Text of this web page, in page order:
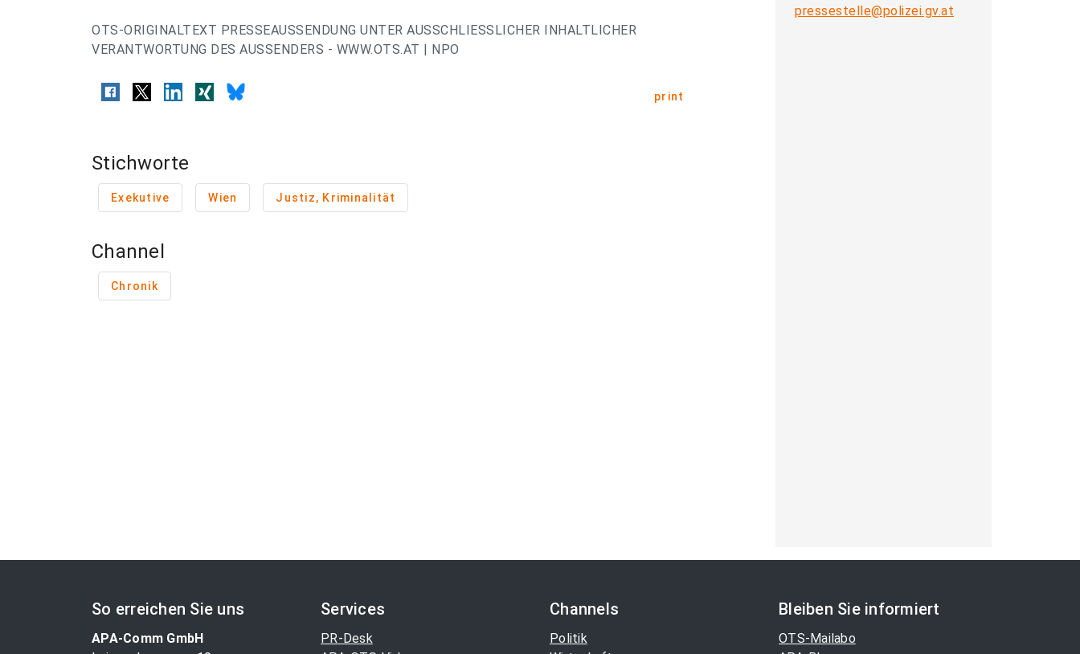
OTS-ORIGINALTEXT PRESSEAUSSENDUNG UNTER AUSSCHLIESSLICHER INHALTLICHER
VERANTWORTUNG DES AUSSENDERS - WWW.OTS.AT | NPO
print
Stichworte
Exekutive Wien Justiz, Kriminalität
Channel
Chronik
pressestelle@polizei.gv.at
So erreichen Sie uns
APA-Comm GmbH
Services
PR-Desk
Channels
Politik
Bleiben Sie informiert
OTS-Mailabo